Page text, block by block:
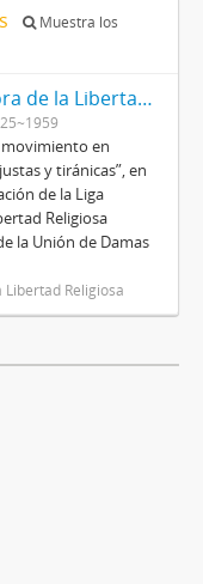
Muestra los
Liga Nacional Defensora de la Libertad Religiosa
en
y tiránicas”, en
de la Liga
Religiosa
la Unión de Damas
Religiosa